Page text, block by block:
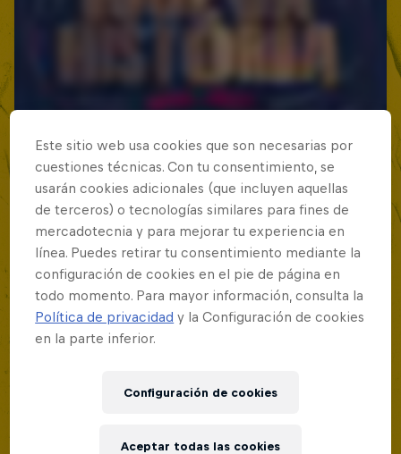
Red Bull Batalla Nueva Historia:
MC BATTLE
Este sitio web usa cookies que son necesarias por
cuestiones técnicas. Con tu consentimiento, se
usarán cookies adicionales (que incluyen aquellas
de terceros) o tecnologías similares para fines de
mercadotecnia y para mejorar tu experiencia en
línea. Puedes retirar tu consentimiento mediante la
configuración de cookies en el pie de página en
todo momento. Para mayor información, consulta la
Política de privacidad y la Configuración de cookies
en la parte inferior.
Configuración de cookies
Aceptar todas las cookies